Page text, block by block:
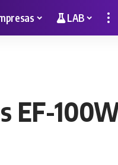
LAB
EF-